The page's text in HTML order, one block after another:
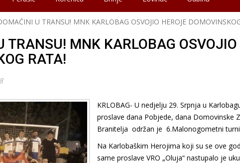
U TRANSU! MNK KARLOBAG OSVOJIO HEROJE
TRANSU! MNK KARLOBAG OSVOJIO
RATA!
KRLOBAG- U nedjelju 29. Srpnja u
proslave dana Pobjede, dana Domovinske
Branitelja održan je 6.Malonogometni
Na Karlobaškim Herojima koji su se ove
same proslave VRO „Oluja“ nastupalo je